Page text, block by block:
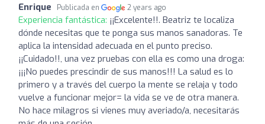
Enrique Publicada en 2 years ago
Experiencia fantástica: ¡¡Excelente!!. Beatriz te localiza
dónde necesitas que te ponga sus manos sanadoras. Te
aplica la intensidad adecuada en el punto preciso.
¡¡Cuidado!!, una vez pruebas con ella es como una droga:
¡¡¡No puedes prescindir de sus manos!!! La salud es lo
primero y a través del cuerpo la mente se relaja y todo
vuelve a funcionar mejor= la vida se ve de otra manera.
No hace milagros si vienes muy averiado/a, necesitarás